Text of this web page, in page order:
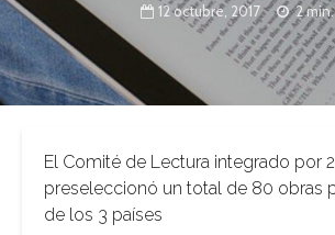
12 octubre, 2017 2 min.
El Comité de Lectura integrado por
preseleccionó un total de 80 obras
de los 3 países